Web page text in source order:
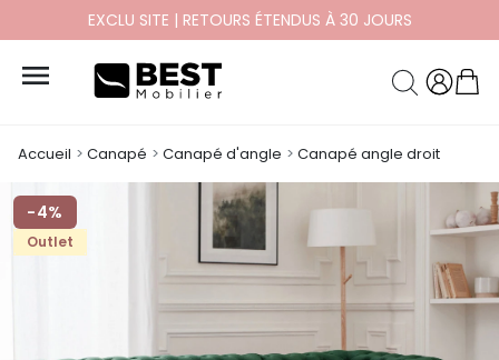
PAYEZ EN 10X ET 12X SANS FRAIS

Accueil Canapé Canapé d'angle Canapé angle droit
-4%
Outlet